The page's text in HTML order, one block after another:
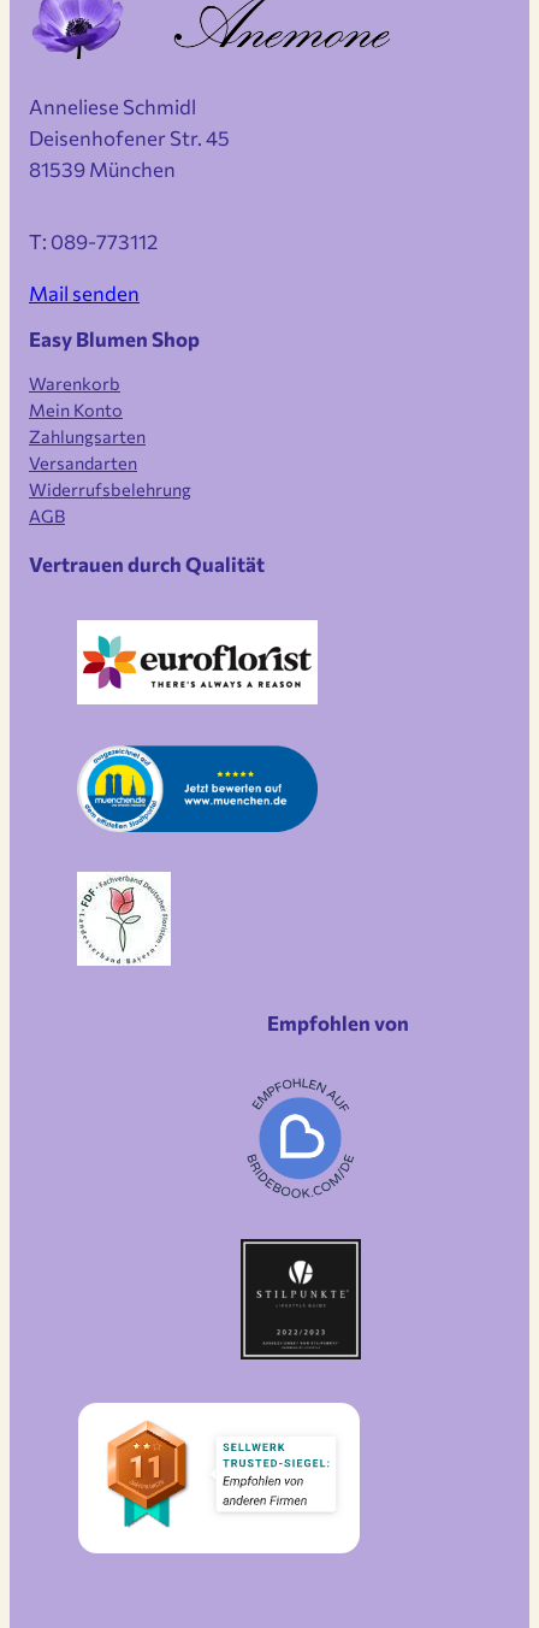
Anneliese Schmidl
Deisenhofener Str. 45
81539 München
T: 089-773112
Mail senden
Easy Blumen Shop
Warenkorb
Mein Konto
Zahlungsarten
Versandarten
Widerrufsbelehrung
AGB
Vertrauen durch Qualität
Empfohlen von